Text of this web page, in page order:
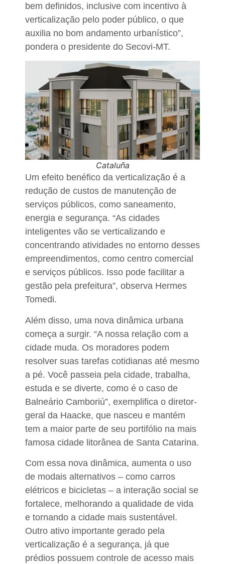
bem definidos, inclusive com incentivo à
verticalização pelo poder público, o que
auxilia no bom andamento urbanístico”,
pondera o presidente do Secovi-MT.
Cataluña
Um efeito benéfico da verticalização é a
redução de custos de manutenção de
serviços públicos, como saneamento,
energia e segurança. “As cidades
inteligentes vão se verticalizando e
concentrando atividades no entorno desses
empreendimentos, como centro comercial
e serviços públicos. Isso pode facilitar a
gestão pela prefeitura”, observa Hermes
Tomedi.
Além disso, uma nova dinâmica urbana
começa a surgir. “A nossa relação com a
cidade muda. Os moradores podem
resolver suas tarefas cotidianas até mesmo
a pé. Você passeia pela cidade, trabalha,
estuda e se diverte, como é o caso de
Balneário Camboriú”, exemplifica o diretor-
geral da Haacke, que nasceu e mantém
tem a maior parte de seu portifólio na mais
famosa cidade litorânea de Santa Catarina.
Com essa nova dinâmica, aumenta o uso
de modais alternativos – como carros
elétricos e bicicletas – a interação social se
fortalece, melhorando a qualidade de vida
e tornando a cidade mais sustentável.
Outro ativo importante gerado pela
verticalização é a segurança, já que
prédios possuem controle de acesso mais